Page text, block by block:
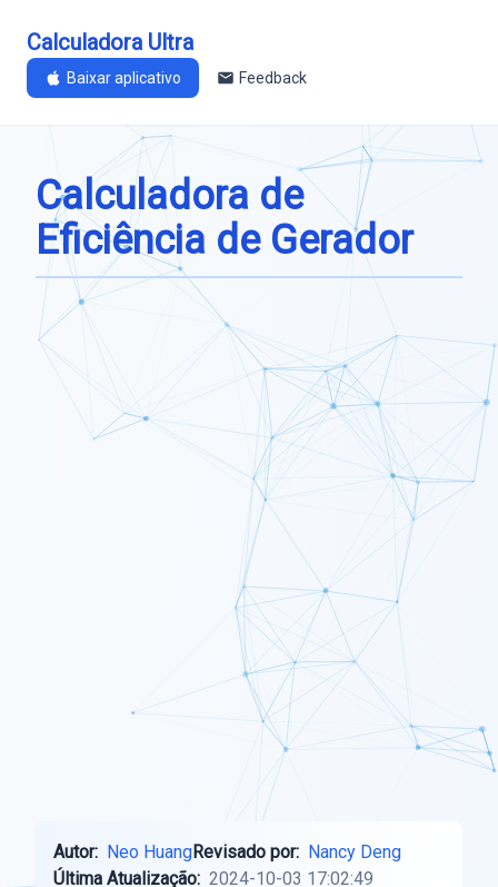
Calculadora Ultra
Baixar aplicativo Feedback
Calculadora de
Eficiência de Gerador
Autor: Neo HuangRevisado por: Nancy Deng
Última Atualização: 2024-10-03 17:02:49